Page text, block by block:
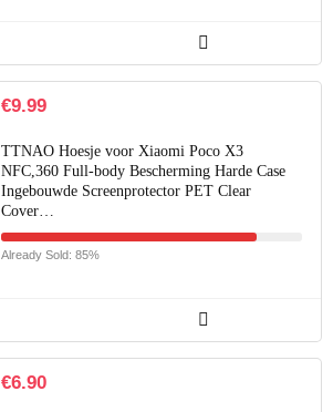
€9.99
TTNAO Hoesje voor Xiaomi Poco X3
NFC,360 Full-body Bescherming Harde Case
Ingebouwde Screenprotector PET Clear
Cover…
Already Sold: 85%
€6.90